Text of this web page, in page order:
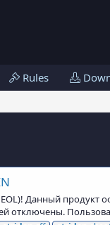
Rules
Данный
отключены.